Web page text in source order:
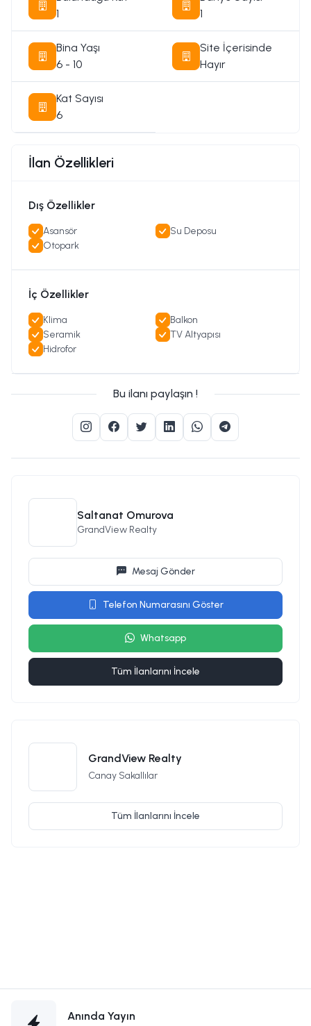
1
1
Bina Yaşı
6 - 10
Site İçerisinde
Hayır
Kat Sayısı
6
İlan Özellikleri
Dış Özellikler
Asansör
Su Deposu
Otopark
İç Özellikler
Klima
Balkon
Seramik
TV Altyapısı
Hidrofor
Bu ilanı paylaşın !
Saltanat Omurova
GrandView Realty
Mesaj Gönder
Telefon Numarasını Göster
Whatsapp
Tüm İlanlarını İncele
GrandView Realty
Canay Sakallılar
Tüm İlanlarını İncele
Anında Yayın